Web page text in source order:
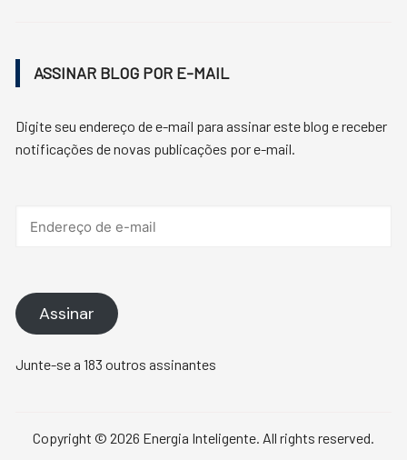
ASSINAR BLOG POR E-MAIL
Digite seu endereço de e-mail para assinar este blog e receber
notificações de novas publicações por e-mail.
Assinar
Junte-se a 183 outros assinantes
Copyright © 2026 Energia Inteligente. All rights reserved.